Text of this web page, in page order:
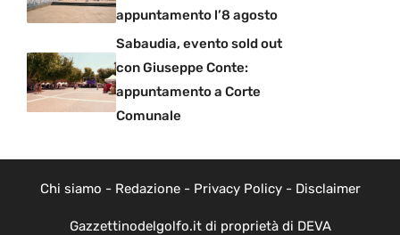
appuntamento l’8 agosto
Sabaudia, evento sold out
con Giuseppe Conte:
appuntamento a Corte
Comunale
Chi siamo - Redazione- Privacy Policy- Disclaimer
Gazzettinodelgolfo.it di proprietà di DEVA